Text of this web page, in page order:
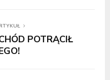
POTRĄCIŁ